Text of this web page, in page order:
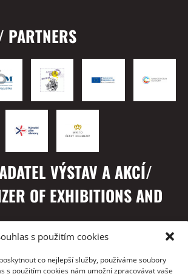
s použitím cookies
co nejlepší služby, používáme soubory
s použitím cookies nám umožní zpracovávat vaše
VÝSTAV A AKCÍ/
OF EXHIBITIONS AND